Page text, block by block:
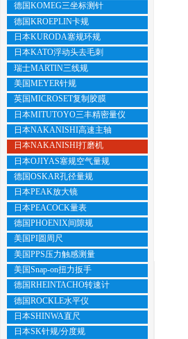
德国KOMEG三坐标测针
德国KROEPLIN卡规
日本KURODA塞规环规
日本KATO浮动头去毛刺
瑞士MARTIN三线规
美国MEYER针规
英国MICROSET复制胶膜
日本MITUTOYO三丰精密量仪
日本NAKANISHI高速主轴
日本NAKANISHI打磨机
日本OJIYAS塞规空气量规
德国OSKAR孔径量规
日本PEAK放大镜
日本PEACOCK量表
德国PHOENIX间隙规
美国PI圆周尺
美国PPS压力触感测量
美国Snap-on扭力扳手
德国RHEINTACHO转速计
德国ROCKLE水平仪
日本SHINWA直尺
日本SK针规/分度规